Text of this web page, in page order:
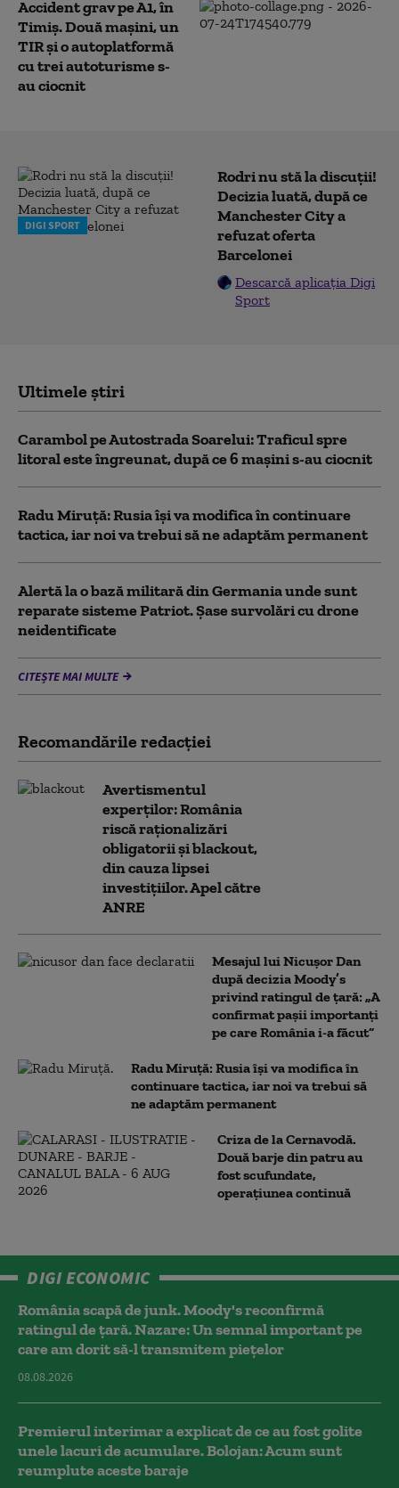
Accident grav pe A1, în
Timiș. Două mașini, un
TIR și o autoplatformă
cu trei autoturisme s-
au ciocnit
DIGI SPORT
Rodri nu stă la discuții!
Decizia luată, după ce
Manchester City a
refuzat oferta
Barcelonei
Descarcă aplicația Digi
Sport
Ultimele știri
Carambol pe Autostrada Soarelui: Traficul spre
litoral este îngreunat, după ce 6 mașini s-au ciocnit
Radu Miruță: Rusia își va modifica în continuare
tactica, iar noi va trebui să ne adaptăm permanent
Alertă la o bază militară din Germania unde sunt
reparate sisteme Patriot. Șase survolări cu drone
neidentificate
CITEȘTE MAI MULTE
Recomandările redacţiei
Avertismentul
experților: România
riscă raționalizări
obligatorii și blackout,
din cauza lipsei
investițiilor. Apel către
ANRE
Mesajul lui Nicușor Dan
după decizia Moody’s
privind ratingul de țară: „A
confirmat pașii importanți
pe care România i-a făcut”
Radu Miruță: Rusia își va modifica în
continuare tactica, iar noi va trebui să
ne adaptăm permanent
Criza de la Cernavodă.
Două barje din patru au
fost scufundate,
operațiunea continuă
DIGI ECONOMIC
România scapă de junk. Moody's reconfirmă
ratingul de țară. Nazare: Un semnal important pe
care am dorit să-l transmitem piețelor
08.08.2026
Premierul interimar a explicat de ce au fost golite
unele lacuri de acumulare. Bolojan: Acum sunt
reumplute aceste baraje